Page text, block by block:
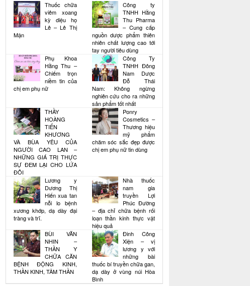
Thuốc chữa
viêm xoang
kỳ diệu họ
Lê – Lê Thị
Mận
Công ty
TNHH Hằng
Thu Pharma
– Cung cấp
nguồn dược phẩm thiên
nhiên chất lượng cao tới
tay người tiêu dùng
Phụ Khoa
Hằng Thu –
Chiếm trọn
niềm tin của
chị em phụ nữ
Công Ty
TNHH Đông
Nam Dược
Đỗ Thái
Nam: Không ngừng
nghiên cứu cho ra những
sản phẩm tốt nhất
THẦY
HOÀNG
TIẾN
KHƯƠNG
VÀ BÙA YÊU CỦA
NGƯỜI CAO LAN –
NHỮNG GIÁ TRỊ THỰC
SỰ ĐEM LẠI CHO LỨA
ĐÔI
Ponry
Cosmetics –
Thương hiệu
mỹ phẩm
chăm sóc sắc đẹp được
chị em phụ nữ tin dùng
Lương y
Dương Thị
Hiến xua tan
nỗi lo bệnh
xương khớp, dạ dày đại
tràng và trĩ.
Nhà thuốc
nam gia
truyền Lợi
Phúc Đường
– địa chỉ chữa bệnh rối
loạn thần kinh thực vật
hiệu quả
BÙI VĂN
NHIN –
THẦN Y
CHỮA CĂN
BỆNH ĐỘNG KINH,
THẦN KINH, TÂM THẦN
Đinh Công
Xiện – vị
lương y với
những bài
thuốc bí truyền chữa gan,
dạ dày ở vùng núi Hòa
Bình